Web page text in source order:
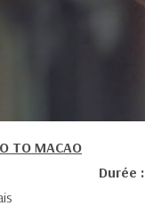
TO MACAO
Durée :